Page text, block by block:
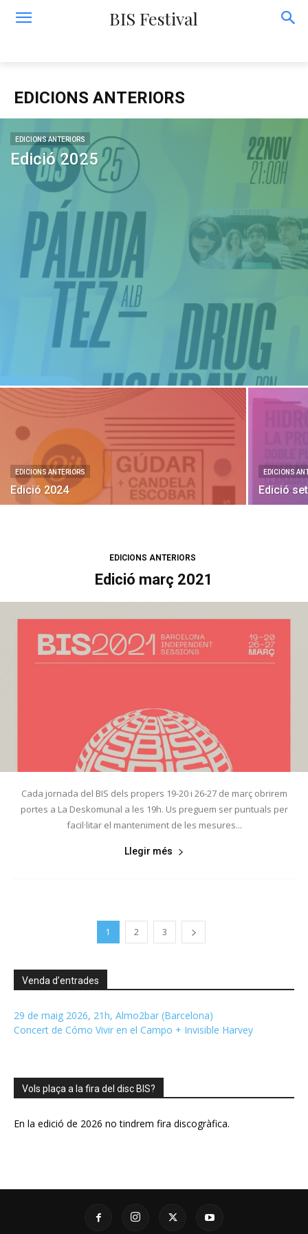
BIS Festival
EDICIONS ANTERIORS
EDICIONS ANTERIORS
Edició 2025
EDICIONS ANTERIORS
Edició 2024
EDICIONS
Edició
EDICIONS ANTERIORS
Edició març 2021
Cada jornada del BIS dels propers 19-20 i 26-27 de març obrirem
portes a La Deskomunal a les 19h. Us preguem ser puntuals per
facil·litar el manteniment de les mesures...
Llegir més
1 2 3
Venda d’entrades
29 de maig 2026, 21h, Almo2bar (Barcelona)
Concert de Cómo Vivir en el Campo + Invisible Harvey
Vols plaça a la fira del disc BIS?
En la edició de 2026 no tindrem fira discogràfica.